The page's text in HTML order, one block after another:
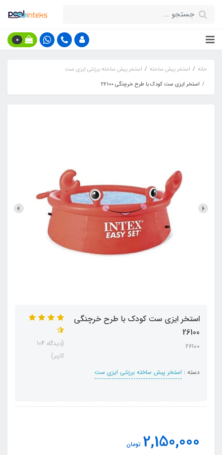
0
خانه استخر پیش ساخته
استخر پیش ساخته برزنتی ایزی ست
استخر ایزی ست کودک با طرح خرچنگی 26100
استخر ایزی ست کودک با طرح خرچنگی
26100
26100
دسته : استخر پیش ساخته برزنتی ایزی ست
(دیدگاه 104
کاربر)
2,150,000 تومان